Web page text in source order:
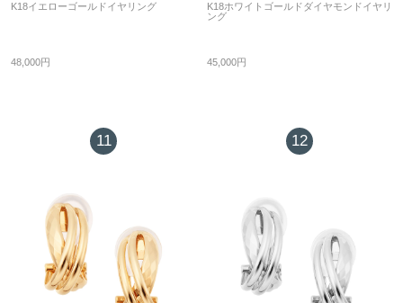
K18イエローゴールドイヤリング
48,000円
K18ホワイトゴールドダイヤモンドイヤリ
ング
45,000円
11 12